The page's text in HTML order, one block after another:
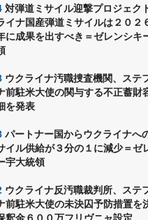
対弾道ミサイル迎撃プロジェク
イナ国産弾道ミサイルは２０２
に成果を出すべき＝ゼレンシキ
ウクライナ汚職捜査機関、ステ
前駐米大使の関与する不正蓄財
を発表
パートナー国からウクライナへ
イル供給が３分の１に減少＝ゼ
宇大統領
ウクライナ反汚職裁判所、ステ
前駐米大使の未決囚予防措置を
金６００万フリヴニャ設定